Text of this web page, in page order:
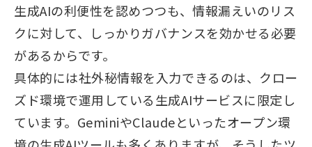
生成AIの利便性を認めつつも、情報漏えいのリス
クに対して、しっかりガバナンスを効かせる必要
があるからです。
具体的には社外秘情報を入力できるのは、クロー
ズド環境で運用している生成AIサービスに限定し
ています。GeminiやClaudeといったオープン環